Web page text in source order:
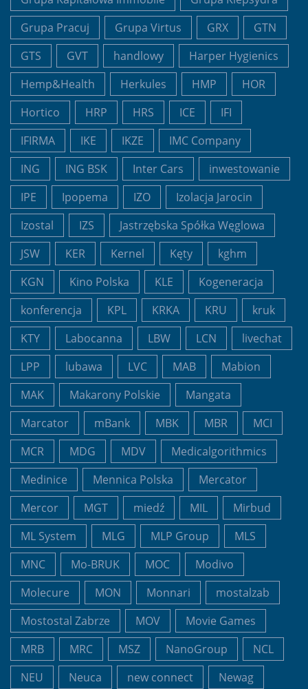
Grupa Pracuj
Grupa Virtus GRX
GTN
GTS
GVT handlowy
Harper Hygienics
Hemp&Health
Herkules HMP
HOR
Hortico
HRP HRS ICE
IFI
IFIRMA
IKE IKZE
IMC Company
ING
ING BSK Inter Cars
inwestowanie
IPE
Ipopema IZO
Izolacja Jarocin
Izostal
IZS
Jastrzębska Spółka Węglowa
JSW
KER Kernel Kęty
kghm
KGN
Kino Polska KLE
Kogeneracja
konferencja
KPL KRKA KRU
kruk
KTY
Labocanna LBW LCN
livechat
LPP
lubawa LVC MAB
Mabion
MAK
Makarony Polskie
Mangata
Marcator
mBank MBK MBR
MCI
MCR
MDG MDV
Medicalgorithmics
Medinice
Mennica Polska
Mercator
Mercor
MGT miedź MIL
Mirbud
ML System
MLG MLP Group
MLS
MNC
Mo-BRUK MOC
Modivo
Molecure
MON Monnari
mostalzab
Mostostal Zabrze
MOV
Movie Games
MRB
MRC MSZ NanoGroup
NCL
NEU
Neuca new connect
Newag